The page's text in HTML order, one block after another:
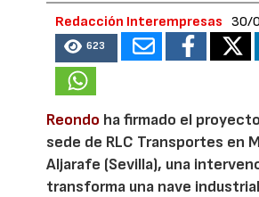
Redacción Interempresas 30/
623
Reondo ha firmado el
sede de RLC Transportes en
Aljarafe (Sevilla), una
transforma una nave